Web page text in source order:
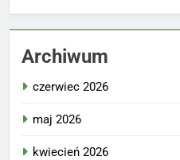
Archiwum
czerwiec 2026
maj 2026
kwiecień 2026